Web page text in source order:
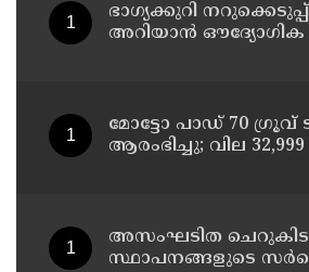
ഭാഗ്യക്കുറി
അറിയാൻ
മോട്ടോ പാഡ് 70 ഗ്രൂവ്
ആരംഭിച്ചു; വില
അസംഘടിത ചെറുകിട
സ്ഥാപനങ്ങളുടെ